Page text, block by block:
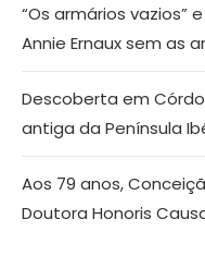
“Os armários vazios”
Annie Ernaux sem as
Descoberta em
antiga da Península
Aos 79 anos,
Doutora Honoris